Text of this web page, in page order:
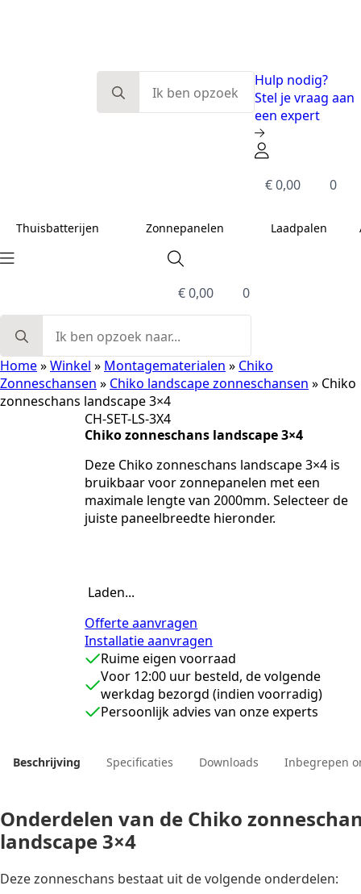
for:
Hulp nodig?
Stel je vraag aan
een expert
€0,00 0
Thuisbatterijen Zonnepanelen Laadpalen
€0,00
0
for:
Home»Winkel » Montagematerialen » Chiko
Zonneschansen » Chiko landscape zonneschansen » Chiko
zonneschans landscape 3×4
CH-SET-LS-3X4
Chiko zonneschans landscape 3×4
Deze Chiko zonneschans landscape 3×4 is
bruikbaar voor zonnepanelen met een
maximale lengte van 2000mm. Selecteer de
juiste paneelbreedte hieronder.
Laden...
Offerte aanvragen
Installatie aanvragen
Ruime eigen voorraad
Voor 12:00 uur besteld, de volgende
werkdag bezorgd (indien voorradig)
Persoonlijk advies van onze experts
Beschrijving Specificaties Downloads Inbegrepen
Onderdelen van de Chiko
landscape 3×4
Deze zonneschans bestaat uit de volgende onderdelen: